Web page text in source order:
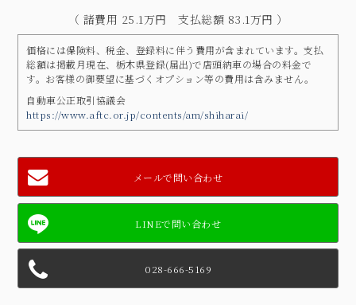
（ 諸費用 25.1万円 支払総額 83.1万円 ）
価格には保険料、税金、登録料に伴う費用が含まれています。支払
総額は掲載月現在、栃木県登録(届出)で店頭納車の場合の料金で
す。お客様の御要望に基づくオプション等の費用は含みません。
自動車公正取引協議会
https://www.aftc.or.jp/contents/am/shiharai/
メールで問い合わせ
028-666-5169